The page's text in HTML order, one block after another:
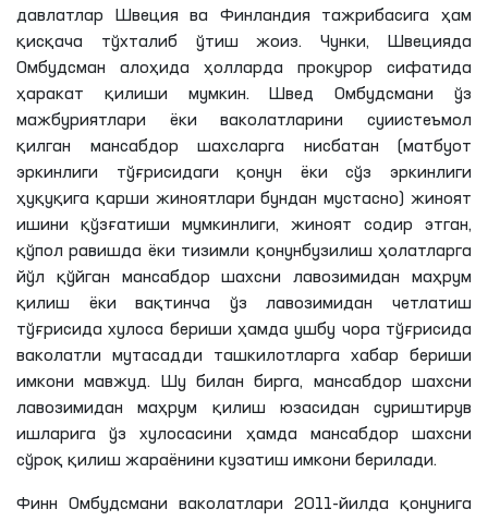
давлатлар Швеция ва Финландия тажрибасига ҳам
қисқача тўхталиб ўтиш жоиз. Чунки, Швецияда
Омбудсман алоҳида ҳолларда прокурор сифатида
ҳаракат қилиши мумкин. Швед Омбудсмани ўз
мажбуриятлари ёки ваколатларини суиистеъмол
қилган мансабдор шахсларга нисбатан (матбуот
эркинлиги тўғрисидаги қонун ёки сўз эркинлиги
ҳуқуқига қарши жиноятлари бундан мустасно) жиноят
ишини қўзғатиши мумкинлиги, жиноят содир этган,
қўпол равишда ёки тизимли қонунбузилиш ҳолатларга
йўл қўйган мансабдор шахсни лавозимидан маҳрум
қилиш ёки вақтинча ўз лавозимидан четлатиш
тўғрисида хулоса бериши ҳамда ушбу чора тўғрисида
ваколатли мутасадди ташкилотларга хабар бериши
имкони мавжуд. Шу билан бирга, мансабдор шахсни
лавозимидан маҳрум қилиш юзасидан суриштирув
ишларига ўз хулосасини ҳамда мансабдор шахсни
сўроқ қилиш жараёнини кузатиш имкони берилади.
Финн Омбудсмани ваколатлари 2011-йилда қонунига